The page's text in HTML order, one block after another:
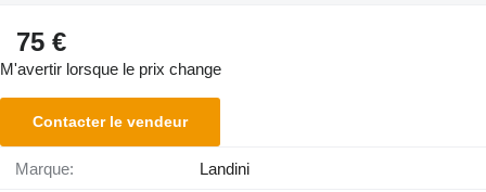
75 €
M'avertir lorsque le prix change
Contacter le vendeur
Marque: Landini